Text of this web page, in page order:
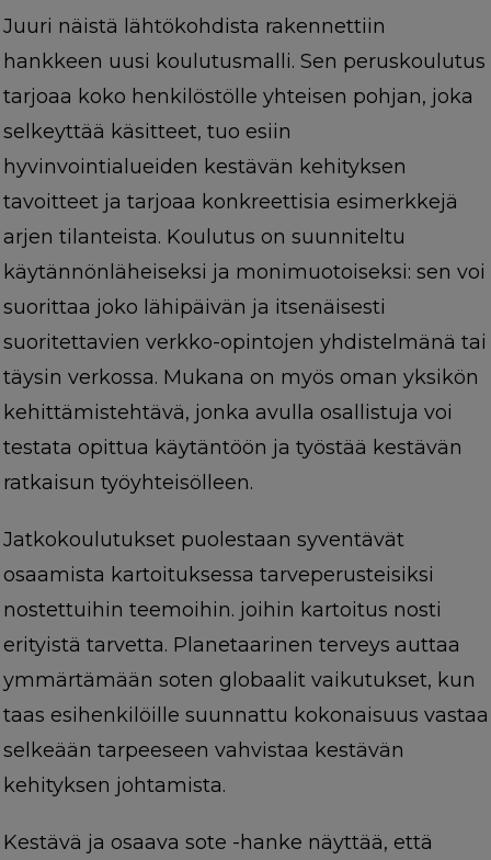
Juuri näistä lähtökohdista rakennettiin
hankkeen uusi koulutusmalli. Sen peruskoulutus
tarjoaa koko henkilöstölle yhteisen pohjan, joka
selkeyttää käsitteet, tuo esiin
hyvinvointialueiden kestävän kehityksen
tavoitteet ja tarjoaa konkreettisia esimerkkejä
arjen tilanteista. Koulutus on suunniteltu
käytännönläheiseksi ja monimuotoiseksi: sen voi
suorittaa joko lähipäivän ja itsenäisesti
suoritettavien verkko-opintojen yhdistelmänä tai
täysin verkossa. Mukana on myös oman yksikön
kehittämistehtävä, jonka avulla osallistuja voi
testata opittua käytäntöön ja työstää kestävän
ratkaisun työyhteisölleen.
Jatkokoulutukset puolestaan syventävät
osaamista kartoituksessa tarveperusteisiksi
nostettuihin teemoihin. joihin kartoitus nosti
erityistä tarvetta. Planetaarinen terveys auttaa
ymmärtämään soten globaalit vaikutukset, kun
taas esihenkilöille suunnattu kokonaisuus vastaa
selkeään tarpeeseen vahvistaa kestävän
kehityksen johtamista.
Kestävä ja osaava sote -hanke näyttää, että